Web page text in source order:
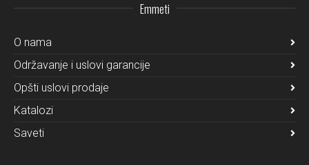
Emmeti
O nama
Održavanje i uslovi garancije
Opšti uslovi prodaje
Katalozi
Saveti